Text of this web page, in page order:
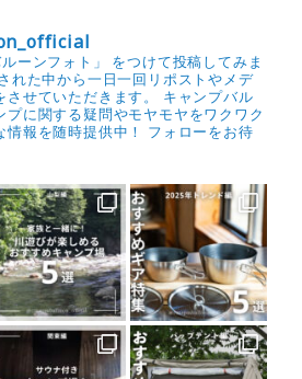
ルーンフォト」 をつけて投稿してみま
れた中から一日一回リポストやメデ
せていただきます。
キャンプバル
プに関する疑問やモヤモヤをワクワク
報を随時提供中！
フォローをお待